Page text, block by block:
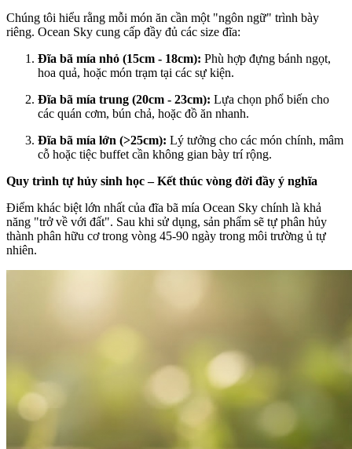
Chúng tôi hiểu rằng mỗi món ăn cần một "ngôn ngữ" trình bày
riêng. Ocean Sky cung cấp đầy đủ các size đĩa:
Đĩa bã mía nhỏ (15cm - 18cm): Phù hợp đựng bánh ngọt,
hoa quả, hoặc món trạm tại các sự kiện.
Đĩa bã mía trung (20cm - 23cm): Lựa chọn phổ biến cho
các quán cơm, bún chả, hoặc đồ ăn nhanh.
Đĩa bã mía lớn (>25cm): Lý tưởng cho các món chính, mâm
cỗ hoặc tiệc buffet cần không gian bày trí rộng.
Quy trình tự hủy sinh học – Kết thúc vòng đời đầy ý nghĩa
Điểm khác biệt lớn nhất của đĩa bã mía Ocean Sky chính là khả
năng "trở về với đất". Sau khi sử dụng, sản phẩm sẽ tự phân hủy
thành phân hữu cơ trong vòng 45-90 ngày trong môi trường ủ tự
nhiên.